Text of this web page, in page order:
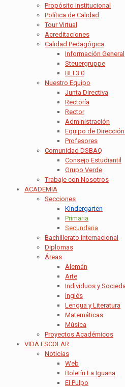
Propósito Institucional
Política de Calidad
Tour Virtual
Acreditaciones
Calidad Pedagógica
Información General
Steuergruppe
BLI 3.0
Nuestro Equipo
Junta Directiva
Rectoría
Rector
Administración
Equipo de
Profesores
Comunidad DSBAQ
Consejo Estudiantil
Grupo Verde
Trabaje con Nosotros
ACADEMIA
Secciones
Kindergarten
Primaria
Secundaria
Bachillerato Internacional
Diplomas
Áreas
Alemán
Arte
Individuos y
Inglés
Lengua y Literatura
Matemáticas
Música
Proyectos Académicos
VIDA ESCOLAR
Noticias
Web
Boletín La Iguana
El Pulpo